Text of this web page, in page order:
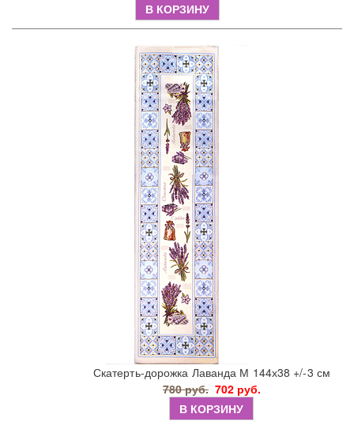
В КОРЗИНУ
Скатерть-дорожка Лаванда М 144х38 +/-3 см
780 руб. 702 руб.
В КОРЗИНУ